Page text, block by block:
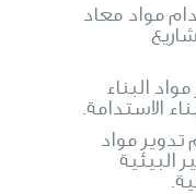
مواد معاد
البناء
الاستدامة.
تدوير مواد
البيئية